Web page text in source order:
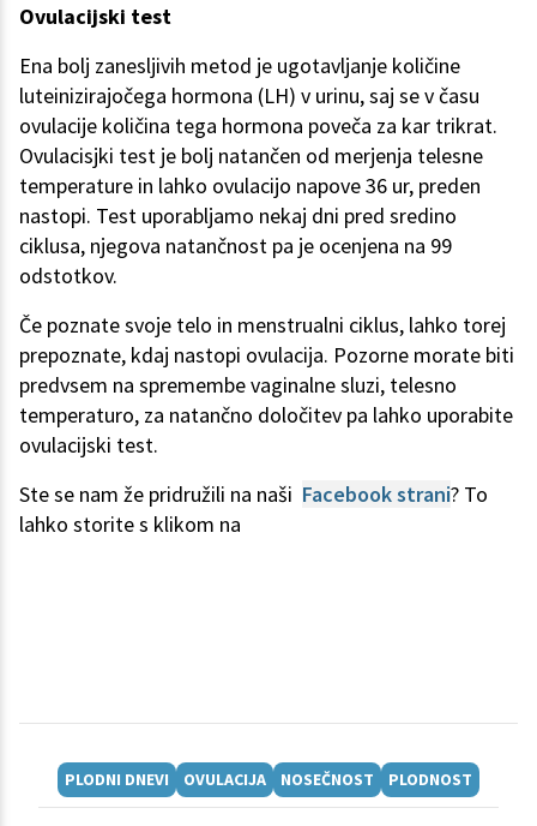
Ovulacijski test
Ena bolj zanesljivih metod je ugotavljanje količine
luteinizirajočega hormona (LH) v urinu, saj se v času
ovulacije količina tega hormona poveča za kar trikrat.
Ovulacisjki test je bolj natančen od merjenja telesne
temperature in lahko ovulacijo napove 36 ur, preden
nastopi. Test uporabljamo nekaj dni pred sredino
ciklusa, njegova natančnost pa je ocenjena na 99
odstotkov.
Če poznate svoje telo in menstrualni ciklus, lahko torej
prepoznate, kdaj nastopi ovulacija. Pozorne morate biti
predvsem na spremembe vaginalne sluzi, telesno
temperaturo, za natančno določitev pa lahko uporabite
ovulacijski test.
Ste se nam že pridružili na naši Facebook strani? To
lahko storite s klikom na
PLODNI DNEVI OVULACIJA NOSEČNOST PLODNOST